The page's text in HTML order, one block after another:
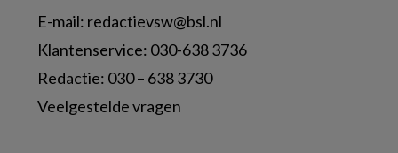
E-mail: redactievsw@bsl.nl
Klantenservice: 030-638 3736
Redactie: 030 – 638 3730
Veelgestelde vragen